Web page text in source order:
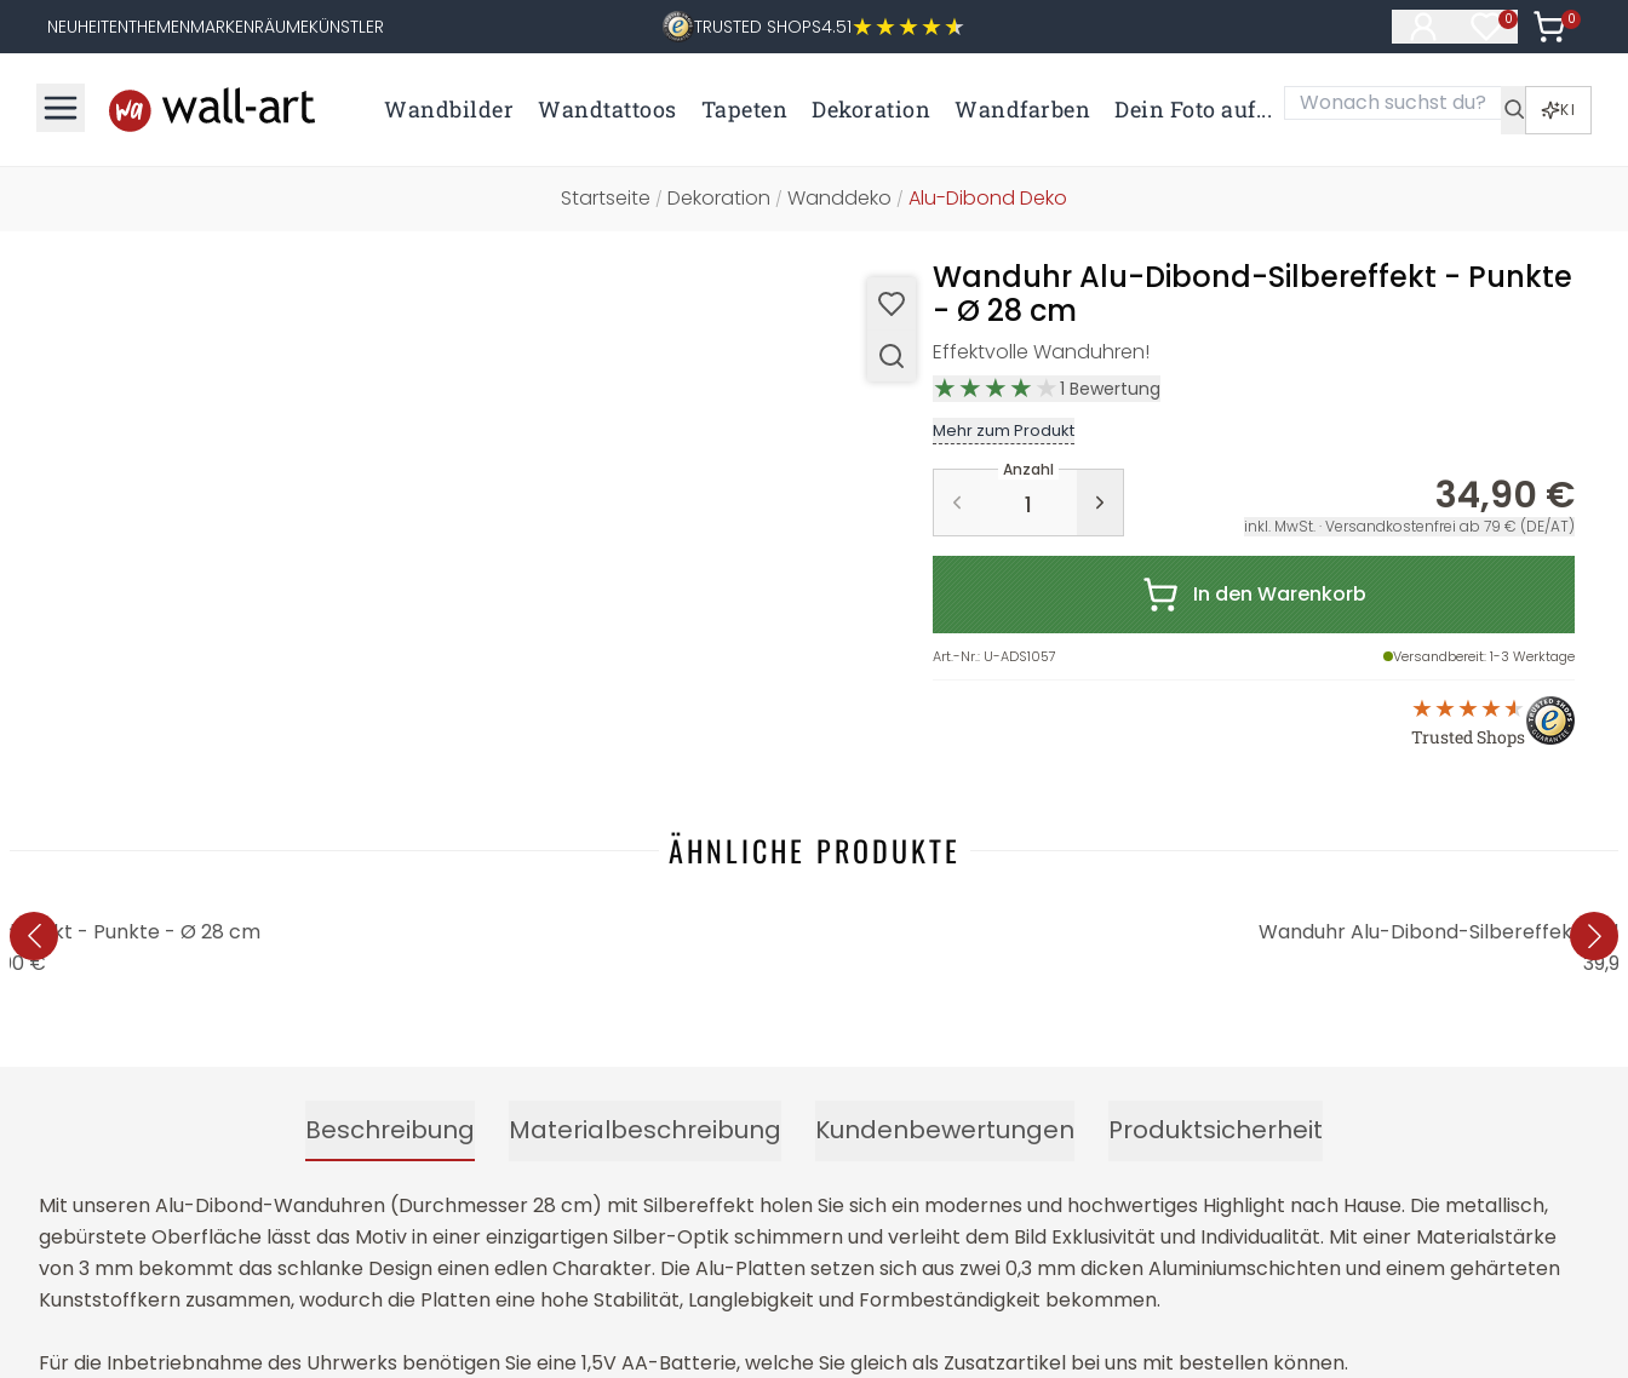
NEUHEITENTHEMENMARKENRÄUMEKÜNSTLER TRUSTED SHOPS4.51 0
Artikel im
0
Artikel
Wandbilder Wandtattoos Tapeten Dekoration Wandfarben Dein Foto auf... KI
Startseite / Dekoration / Wanddeko / Alu-Dibond Deko
Wanduhr Alu-Dibond-Silbereffekt - Punkte
- Ø 28 cm
Effektvolle Wanduhren!
1 Bewertung
Mehr zum Produkt
Anzahl
34,90 €
inkl. MwSt. · Versandkostenfrei ab 79 € (DE/AT)
In den Warenkorb
Art.-Nr.: U-ADS1057 Versandbereit: 1-3 Werktage
Trusted Shops
ÄHNLICHE PRODUKTE
- Punkte - Ø 28 cm
€
Wanduhr Alu-Dibond-Silbereffekt -
Beschreibung Materialbeschreibung Kundenbewertungen Produktsicherheit
Mit unseren Alu-Dibond-Wanduhren (Durchmesser 28 cm) mit Silbereffekt holen Sie sich ein modernes und hochwertiges Highlight nach Hause. Die metallisch,
gebürstete Oberfläche lässt das Motiv in einer einzigartigen Silber-Optik schimmern und verleiht dem Bild Exklusivität und Individualität. Mit einer Materialstärke
von 3 mm bekommt das schlanke Design einen edlen Charakter. Die Alu-Platten setzen sich aus zwei 0,3 mm dicken Aluminiumschichten und einem gehärteten
Kunststoffkern zusammen, wodurch die Platten eine hohe Stabilität, Langlebigkeit und Formbeständigkeit bekommen.
Für die Inbetriebnahme des Uhrwerks benötigen Sie eine 1,5V AA-Batterie, welche Sie gleich als Zusatzartikel bei uns mit bestellen können.